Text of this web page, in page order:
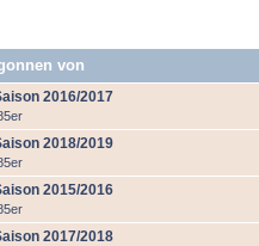
von
2016/2017
2018/2019
2015/2016
2017/2018